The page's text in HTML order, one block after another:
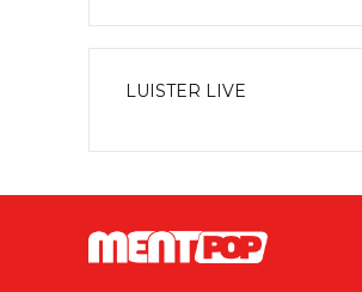
LUISTER LIVE